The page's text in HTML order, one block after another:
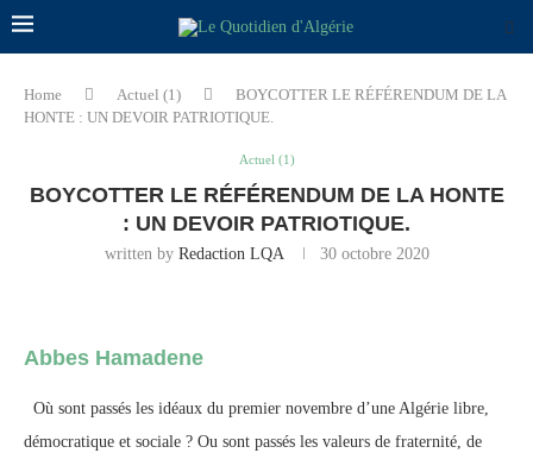
Home Actuel (1)
BOYCOTTER LE RÉFÉRENDUM DE LA
HONTE : UN DEVOIR PATRIOTIQUE.
Actuel (1)
BOYCOTTER LE RÉFÉRENDUM DE LA HONTE
: UN DEVOIR PATRIOTIQUE.
written by Redaction LQA 30 octobre 2020
Abbes Hamadene
Où sont passés les idéaux du premier novembre d’une Algérie libre,
démocratique et sociale ? Ou sont passés les valeurs de fraternité, de